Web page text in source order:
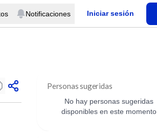
Notificaciones Iniciar sesión
Personas sugeridas
No hay personas sugeridas
disponibles en este momento